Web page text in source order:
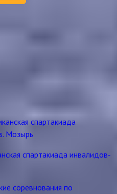
спартакиада инвалидов-